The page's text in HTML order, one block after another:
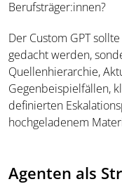
Berufsträger:innen?
Der Custom GPT
gedacht werden,
Quellenhierarchie,
Gegenbeispielfällen,
definierten
hochgeladenem
Agenten als